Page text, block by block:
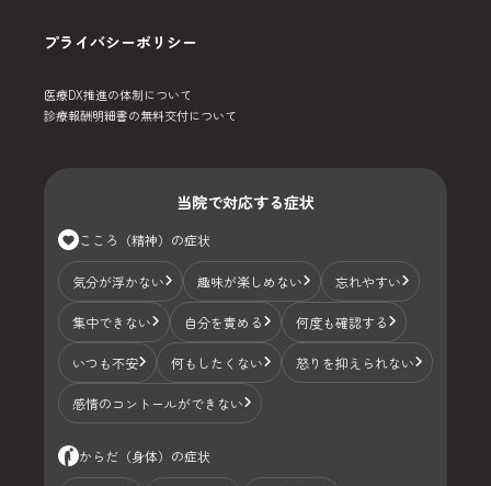
プライバシーポリシー
医療DX推進の体制について
診療報酬明細書の無料交付について
当院で対応する症状
こころ（精神）の症状
気分が浮かない 趣味が楽しめない 忘れやすい
集中できない 自分を責める 何度も確認する
いつも不安 何もしたくない 怒りを抑えられない
感情のコントールができない
からだ（身体）の症状